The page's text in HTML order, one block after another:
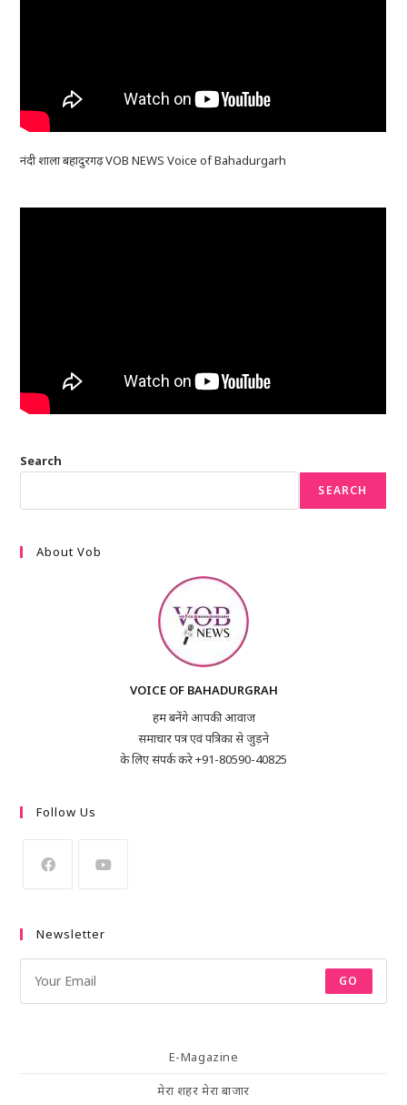
नंदी शाला बहादुरगढ़ VOB NEWS Voice of Bahadurgarh
Search
SEARCH
About Vob
VOICE OF BAHADURGRAH
हम बनेंगे आपकी आवाज
समाचार पत्र एवं पत्रिका से जुड़ने
के लिए संपर्क करे +91-80590-40825
Follow Us
Newsletter
GO
E-Magazine
मेरा शहर मेरा बाजार